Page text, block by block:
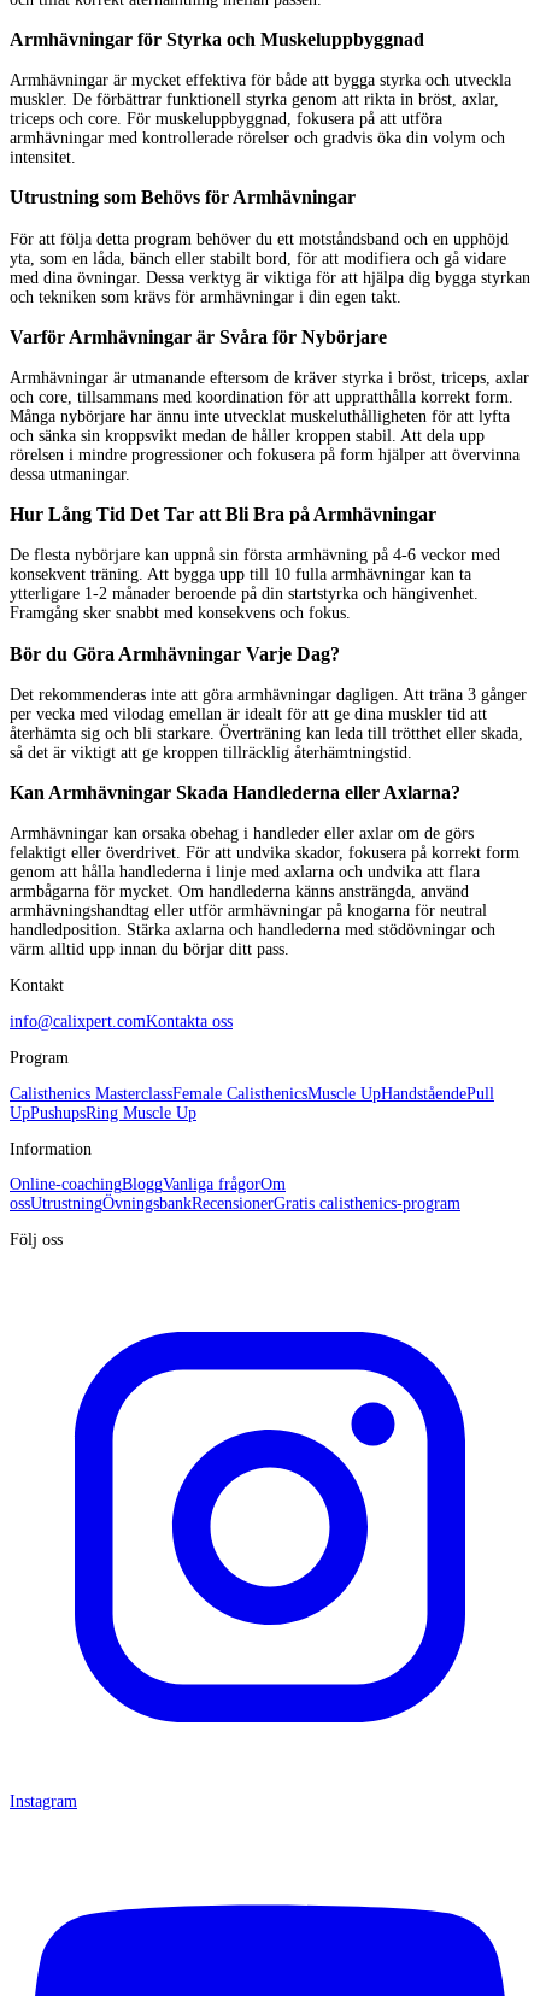
Armhävningar för Styrka och Muskeluppbyggnad
Armhävningar är mycket effektiva för både att bygga styrka och utveckla
muskler. De förbättrar funktionell styrka genom att rikta in bröst, axlar,
triceps och core. För muskeluppbyggnad, fokusera på att utföra
armhävningar med kontrollerade rörelser och gradvis öka din volym och
intensitet.
Utrustning som Behövs för Armhävningar
För att följa detta program behöver du ett motståndsband och en upphöjd
yta, som en låda, bänch eller stabilt bord, för att modifiera och gå vidare
med dina övningar. Dessa verktyg är viktiga för att hjälpa dig bygga styrkan
och tekniken som krävs för armhävningar i din egen takt.
Varför Armhävningar är Svåra för Nybörjare
Armhävningar är utmanande eftersom de kräver styrka i bröst, triceps, axlar
och core, tillsammans med koordination för att uppratthålla korrekt form.
Många nybörjare har ännu inte utvecklat muskeluthålligheten för att lyfta
och sänka sin kroppsvikt medan de håller kroppen stabil. Att dela upp
rörelsen i mindre progressioner och fokusera på form hjälper att övervinna
dessa utmaningar.
Hur Lång Tid Det Tar att Bli Bra på Armhävningar
De flesta nybörjare kan uppnå sin första armhävning på 4-6 veckor med
konsekvent träning. Att bygga upp till 10 fulla armhävningar kan ta
ytterligare 1-2 månader beroende på din startstyrka och hängivenhet.
Framgång sker snabbt med konsekvens och fokus.
Bör du Göra Armhävningar Varje Dag?
Det rekommenderas inte att göra armhävningar dagligen. Att träna 3 gånger
per vecka med vilodag emellan är idealt för att ge dina muskler tid att
återhämta sig och bli starkare. Överträning kan leda till trötthet eller skada,
så det är viktigt att ge kroppen tillräcklig återhämtningstid.
Kan Armhävningar Skada Handlederna eller Axlarna?
Armhävningar kan orsaka obehag i handleder eller axlar om de görs
felaktigt eller överdrivet. För att undvika skador, fokusera på korrekt form
genom att hålla handlederna i linje med axlarna och undvika att flara
armbågarna för mycket. Om handlederna känns ansträngda, använd
armhävningshandtag eller utför armhävningar på knogarna för neutral
handledposition. Stärka axlarna och handlederna med stödövningar och
värm alltid upp innan du börjar ditt pass.
Kontakt
info@calixpert.comKontakta oss
Program
Calisthenics MasterclassFemale CalisthenicsMuscle UpHandståendePull
UpPushupsRing Muscle Up
Information
Online-coachingBloggVanliga frågorOm
ossUtrustningÖvningsbankRecensionerGratis calisthenics-program
Följ oss
Instagram